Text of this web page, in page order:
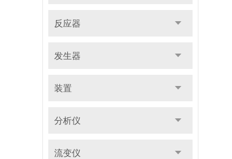
反应器
发生器
装置
分析仪
流变仪